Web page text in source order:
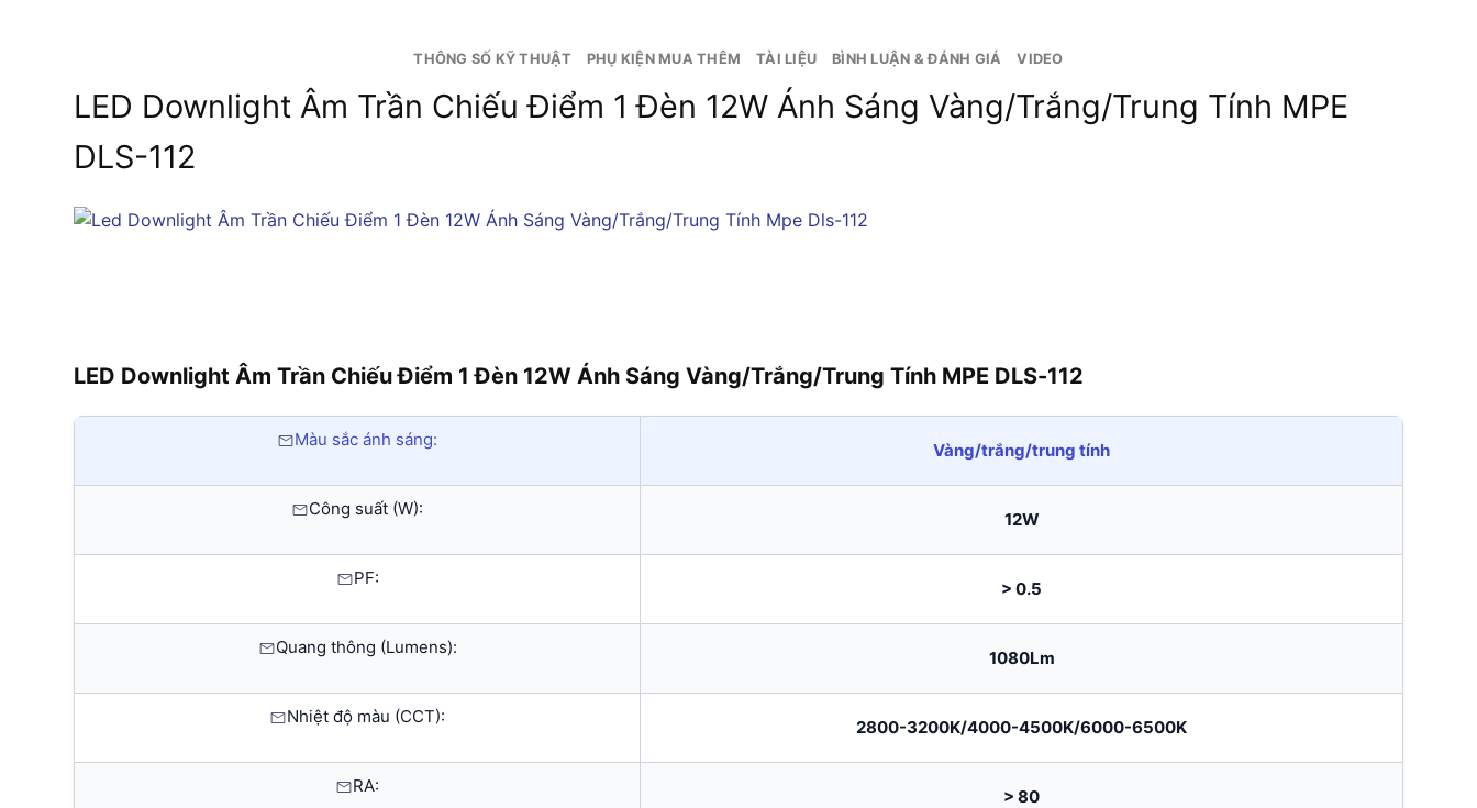
THÔNG SỐ KỸ THUẬT PHỤ KIỆN MUA THÊM TÀI LIỆU BÌNH LUẬN & ĐÁNH GIÁ VIDEO
LED Downlight Âm Trần Chiếu Điểm 1 Đèn 12W Ánh Sáng Vàng/Trắng/Trung Tính MPE
DLS-112
LED Downlight Âm Trần Chiếu Điểm 1 Đèn 12W Ánh Sáng Vàng/Trắng/Trung Tính MPE DLS-112
Màu sắc ánh sáng:
Vàng/trắng/trung tính
Công suất (W):
12W
PF:
> 0.5
Quang thông (Lumens):
1080Lm
Nhiệt độ màu (CCT):
2800-3200K/4000-4500K/6000-6500K
RA:
> 80